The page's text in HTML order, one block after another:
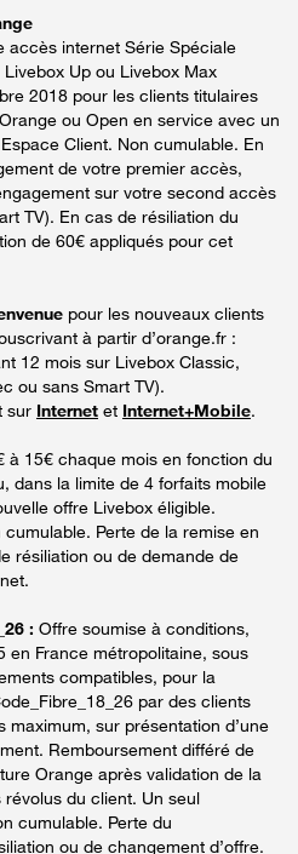
accès internet Série Spéciale
Up ou Livebox Max
2018 pour les clients titulaires
ou Open en service avec un
Client. Non cumulable. En
de votre premier accès,
sur votre second accès
TV). En cas de résiliation du
de 60€ appliqués pour cet
pour les nouveaux clients
à partir d’orange.fr :
12 mois sur Livebox Classic,
ou sans Smart TV).
sur Internet et Internet+Mobile.
à 15€ chaque mois en fonction du
dans la limite de 4 forfaits mobile
offre Livebox éligible.
Perte de la remise en
résiliation ou de demande de
: Offre soumise à conditions,
en France métropolitaine, sous
compatibles, pour la
par des clients
maximum, sur présentation d’une
Remboursement différé de
Orange après validation de la
révolus du client. Un seul
cumulable. Perte du
ou de changement d’offre.